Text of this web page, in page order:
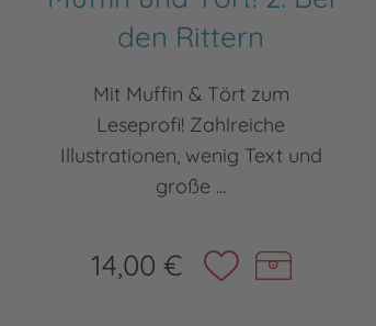
den Rittern
Mit Muffin & Tört zum
Leseprofi! Zahlreiche
Illustrationen, wenig Text und
große ...
14,00 €